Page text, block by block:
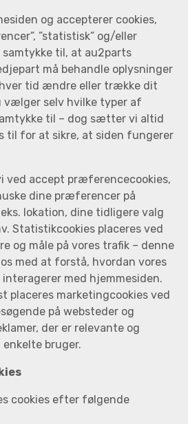
og accepterer cookies,
”statistisk” og/eller
samtykke til, at au2parts
må behandle oplysninger
tid ændre eller trække dit
vælger selv hvilke typer af
til – dog sætter vi altid
til for at sikre, at siden fungerer
ved accept præferencecookies,
dine præferencer på
lokation, dine tidligere valg
Statistikcookies placeres ved
og måle på vores trafik – denne
med at forstå, hvordan vores
med hjemmesiden.
placeres marketingcookies ved
på websteder og
der er relevante og
bruger.
cookies efter følgende